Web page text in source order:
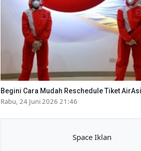
Begini Cara Mudah Reschedule Tiket
Rabu, 24 Juni 2026 21:46
Space Iklan